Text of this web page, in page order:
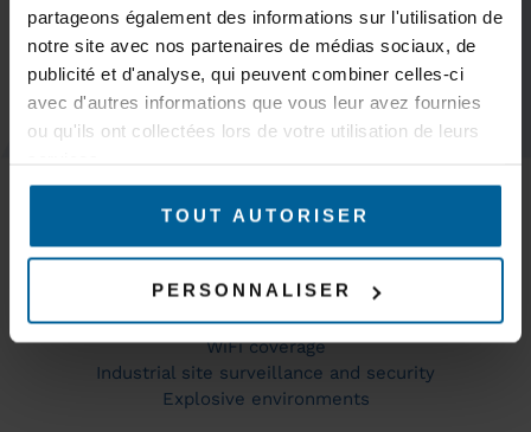
partageons également des informations sur l'utilisation de
notre site avec nos partenaires de médias sociaux, de
publicité et d'analyse, qui peuvent combiner celles-ci
avec d'autres informations que vous leur avez fournies
ou qu'ils ont collectées lors de votre utilisation de leurs
TOUT AUTORISER
PERSONNALISER
KEEP IN TOUCH
Trains & subways
Tramways & buses
AGVs – AMR & Logistics robots
Mines & quarries
Production and industrial automation
WiFi coverage
Industrial site surveillance and security
Explosive environments